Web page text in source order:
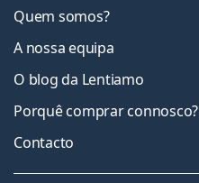
Quem somos?
A nossa equipa
O blog da Lentiamo
Porquê comprar connosco?
Contacto